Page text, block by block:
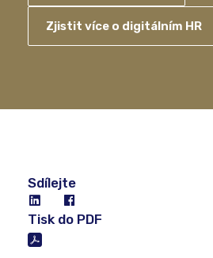
Zjistit více o digitálním HR
Sdílejte
Tisk do PDF